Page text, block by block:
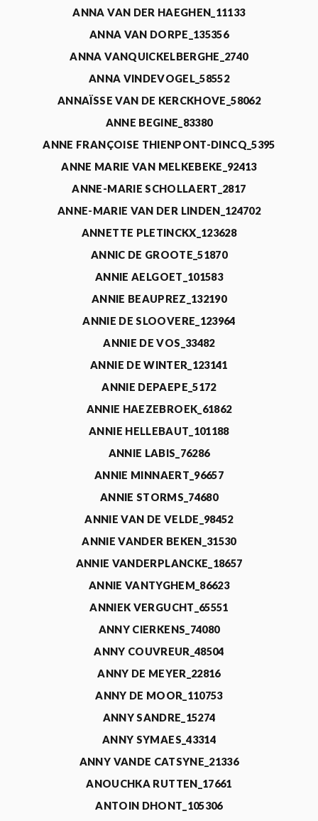
ANNA VAN DER HAEGHEN_11133
ANNA VAN DORPE_135356
ANNA VANQUICKELBERGHE_2740
ANNA VINDEVOGEL_58552
ANNAÏSSE VAN DE KERCKHOVE_58062
ANNE BEGINE_83380
ANNE FRANÇOISE THIENPONT-DINCQ_5395
ANNE MARIE VAN MELKEBEKE_92413
ANNE-MARIE SCHOLLAERT_2817
ANNE-MARIE VAN DER LINDEN_124702
ANNETTE PLETINCKX_123628
ANNIC DE GROOTE_51870
ANNIE AELGOET_101583
ANNIE BEAUPREZ_132190
ANNIE DE SLOOVERE_123964
ANNIE DE VOS_33482
ANNIE DE WINTER_123141
ANNIE DEPAEPE_5172
ANNIE HAEZEBROEK_61862
ANNIE HELLEBAUT_101188
ANNIE LABIS_76286
ANNIE MINNAERT_96657
ANNIE STORMS_74680
ANNIE VAN DE VELDE_98452
ANNIE VANDER BEKEN_31530
ANNIE VANDERPLANCKE_18657
ANNIE VANTYGHEM_86623
ANNIEK VERGUCHT_65551
ANNY CIERKENS_74080
ANNY COUVREUR_48504
ANNY DE MEYER_22816
ANNY DE MOOR_110753
ANNY SANDRE_15274
ANNY SYMAES_43314
ANNY VANDE CATSYNE_21336
ANOUCHKA RUTTEN_17661
ANTOIN DHONT_105306